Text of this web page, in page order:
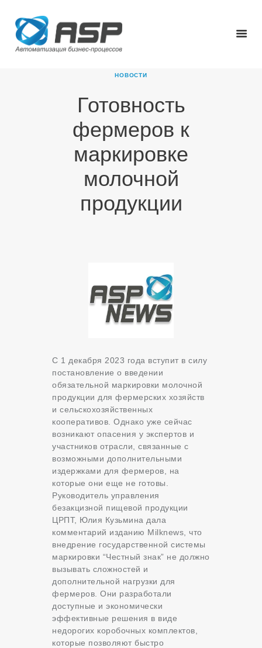
НОВОСТИ
Готовность
фермеров к
маркировке
молочной
продукции
ГЛАВНАЯ
О КОМПАНИИ
НОВОСТИ
КАРЬЕРА
ПАРТНЕРЫ
КОНТАКТЫ
С 1 декабря 2023 года вступит в силу
постановление о введении
обязательной маркировки молочной
продукции для фермерских хозяйств
и сельскохозяйственных
кооперативов. Однако уже сейчас
возникают опасения у экспертов и
участников отрасли, связанные с
возможными дополнительными
издержками для фермеров, на
которые они еще не готовы.
Руководитель управления
безакцизной пищевой продукции
ЦРПТ, Юлия Кузьмина дала
комментарий изданию Milknews, что
внедрение государственной системы
маркировки “Честный знак” не должно
вызывать сложностей и
дополнительной нагрузки для
фермеров. Они разработали
доступные и экономически
эффективные решения в виде
недорогих коробочных комплектов,
которые позволяют быстро